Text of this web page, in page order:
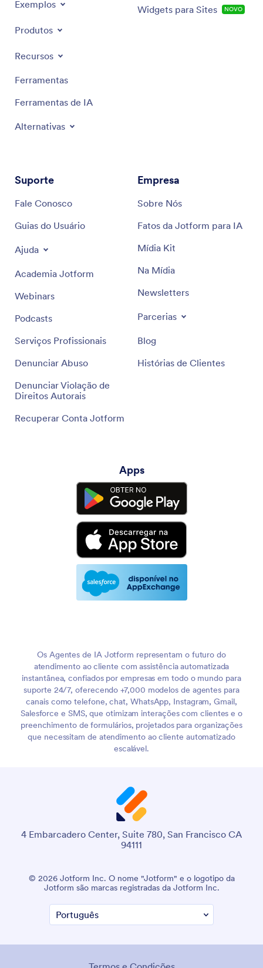
Exemplos
Produtos
Recursos
Ferramentas
Ferramentas de IA
Alternativas
Widgets para Sites NOVO
Suporte
Fale Conosco
Guias do Usuário
Ajuda
Academia Jotform
Webinars
Podcasts
Serviços Profissionais
Denunciar Abuso
Denunciar Violação de
Direitos Autorais
Recuperar Conta Jotform
Empresa
Sobre Nós
Fatos da Jotform para IA
Mídia Kit
Na Mídia
Newsletters
Parcerias
Blog
Histórias de Clientes
Apps
Os Agentes de IA Jotform representam o futuro do
atendimento ao cliente com assistência automatizada
instantânea, confiados por empresas em todo o mundo para
suporte 24/7, oferecendo +7,000 modelos de agentes para
canais como telefone, chat, WhatsApp, Instagram, Gmail,
Salesforce e SMS, que otimizam interações com clientes e o
preenchimento de formulários, projetados para organizações
que necessitam de atendimento ao cliente automatizado
escalável.
4 Embarcadero Center, Suite 780, San Francisco CA
94111
© 2026 Jotform Inc. O nome "Jotform" e o logotipo da
Jotform são marcas registradas da Jotform Inc.